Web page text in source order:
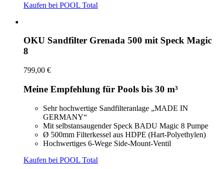
Kaufen bei POOL Total
OKU Sandfilter Grenada 500 mit Speck Magic
8
799,00 €
Meine Empfehlung für Pools bis 30 m³
Sehr hochwertige Sandfilteranlage „MADE IN
GERMANY“
Mit selbstansaugender Speck BADU Magic 8 Pumpe
Ø 500mm Filterkessel aus HDPE (Hart-Polyethylen)
Hochwertiges 6-Wege Side-Mount-Ventil
Kaufen bei POOL Total